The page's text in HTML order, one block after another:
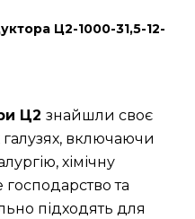
Ц2-1000-31,5-12-
Ц2 знайшли своє
галузях, включаючи
хімічну
господарство та
підходять для